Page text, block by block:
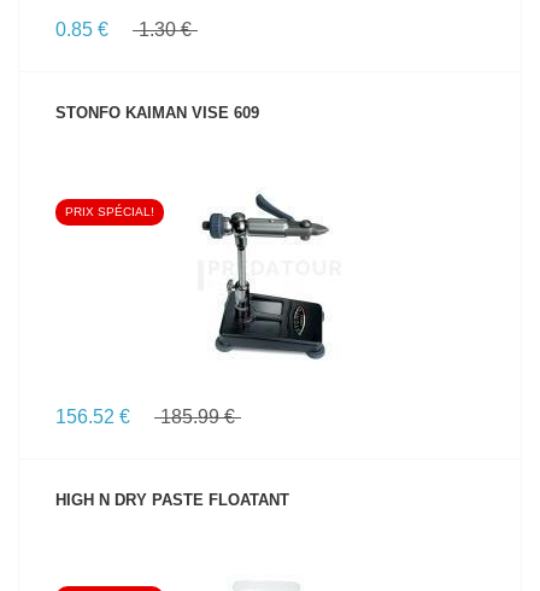
0.85 € 1.30 €
STONFO KAIMAN VISE 609
VOIR LE PRODUIT
PRIX SPÉCIAL!
156.52 € 185.99 €
HIGH N DRY PASTE FLOATANT